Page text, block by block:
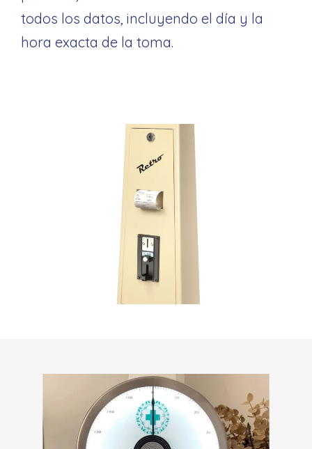
todos los datos, incluyendo el día y la
hora exacta de la toma.